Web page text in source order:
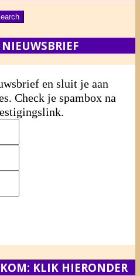
en sluit je aan
Check je spambox na
KLIK HIERONDER